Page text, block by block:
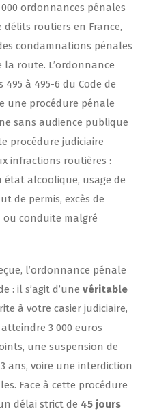
ordonnances pénales
routiers en France,
condamnations pénales
route. L’ordonnance
à 495-6 du Code de
une procédure pénale
sans audience publique
procédure judiciaire
infractions routières :
état alcoolique, usage de
de permis, excès de
ou conduite malgré
l’ordonnance pénale
: il s’agit d’une véritable
à votre casier judiciaire,
3 000 euros
une suspension de
ans, voire une interdiction
Face à cette procédure
délai strict de 45 jours